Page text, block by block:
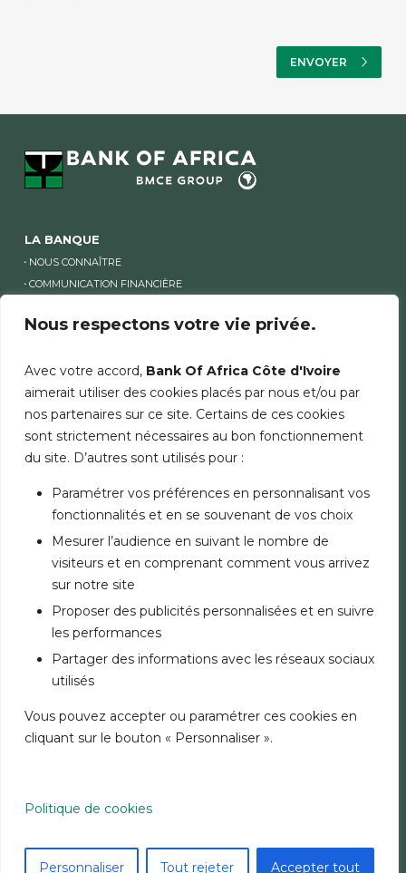
Nous respectons votre vie privée.
Avec votre accord, Bank Of Africa Côte d'Ivoire
aimerait utiliser des cookies placés par nous et/ou par
nos partenaires sur ce site. Certains de ces cookies
sont strictement nécessaires au bon fonctionnement
du site. D’autres sont utilisés pour :
Paramétrer vos préférences en personnalisant vos
fonctionnalités et en se souvenant de vos choix
Mesurer l’audience en suivant le nombre de
visiteurs et en comprenant comment vous arrivez
sur notre site
Proposer des publicités personnalisées et en suivre
les performances
Partager des informations avec les réseaux sociaux
utilisés
Vous pouvez accepter ou paramétrer ces cookies en
cliquant sur le bouton « Personnaliser ».
Politique de cookies
Personnaliser Tout rejeter Accepter tout
LA BANQUE
NOUS CONNAÎTRE
COMMUNICATION FINANCIÈRE
RECRUTEMENT
LISTE DES COMPTES INACTIFS
NOTRE OFFRE ENTREPRISE
ASSURANCES
PLACEMENTS
OPÉRATIONS À L’INTERNATIONAL
AUTRES OFFRES BANK OF AFRICA
AUTRES SITES BANK OF AFRICA
© 2026 GROUPE BANK OF AFRICA - TOUS DROITS RÉSERVÉS.